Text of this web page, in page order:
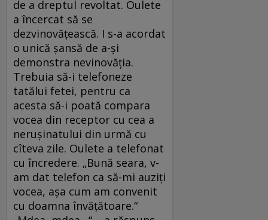
de a dreptul revoltat. Oulete
a încercat să se
dezvinovățească. I s-a acordat
o unică șansă de a-și
demonstra nevinovăția.
Trebuia să-i telefoneze
tatălui fetei, pentru ca
acesta să-i poată compara
vocea din receptor cu cea a
nerușinatului din urmă cu
cîteva zile. Oulete a telefonat
cu încredere. „Bună seara, v-
am dat telefon ca să-mi auziți
vocea, așa cum am convenit
cu doamna învățătoare.“